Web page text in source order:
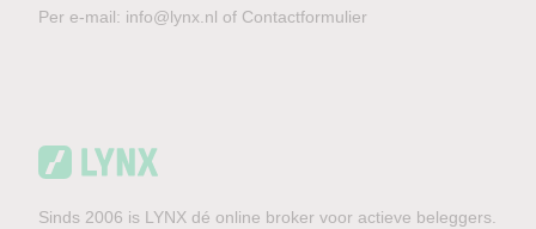
Per e-mail: info@lynx.nl of Contactformulier
Sinds 2006 is LYNX dé online broker voor actieve beleggers.